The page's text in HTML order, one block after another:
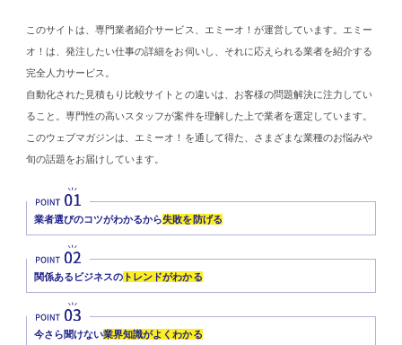
このサイトは、専門業者紹介サービス、エミーオ！が運営しています。エミー
オ！は、発注したい仕事の詳細をお伺いし、それに応えられる業者を紹介する
完全人力サービス。
自動化された見積もり比較サイトとの違いは、お客様の問題解決に注力してい
ること。専門性の高いスタッフが案件を理解した上で業者を選定しています。
このウェブマガジンは、エミーオ！を通して得た、さまざまな業種のお悩みや
旬の話題をお届けしています。
業者選びのコツがわかるから失敗を防げる
関係あるビジネスの トレンドがわかる
今さら聞けない業界知識がよくわかる